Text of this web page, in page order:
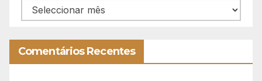
Arquivo
Comentários Recentes